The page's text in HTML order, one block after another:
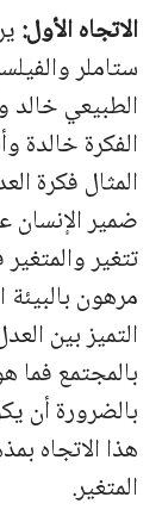
الاتجاه الأول:
ستاملر
الطبيعي
الفكرة خالدة
المثال فكرة
ضمير الإنسان
تتغير
مرهون
التميز بين
بالمجتمع
بالضرورة أن
هذا الاتجاه
المتغير.